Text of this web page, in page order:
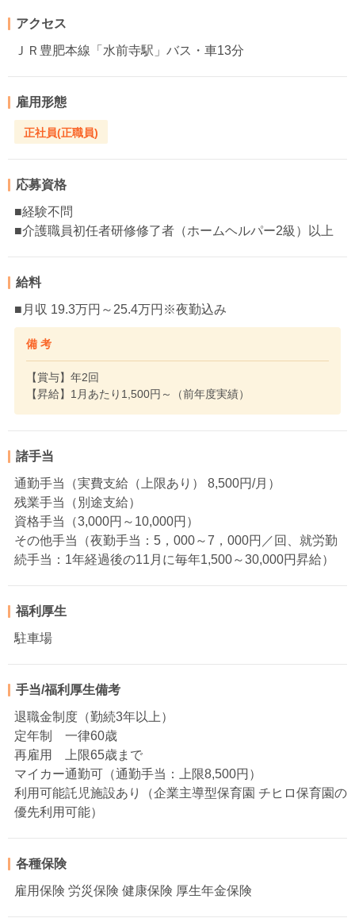
アクセス
ＪＲ豊肥本線「水前寺駅」バス・車13分
雇用形態
正社員(正職員)
応募資格
■経験不問
■介護職員初任者研修修了者（ホームヘルパー2級）以上
給料
■月収 19.3万円～25.4万円※夜勤込み
備 考
【賞与】年2回
【昇給】1月あたり1,500円～（前年度実績）
諸手当
通勤手当（実費支給（上限あり） 8,500円/月）
残業手当（別途支給）
資格手当（3,000円～10,000円）
その他手当（夜勤手当：5，000～7，000円／回、就労勤
続手当：1年経過後の11月に毎年1,500～30,000円昇給）
福利厚生
駐車場
手当/福利厚生備考
退職金制度（勤続3年以上）
定年制 一律60歳
再雇用 上限65歳まで
マイカー通勤可（通勤手当：上限8,500円）
利用可能託児施設あり（企業主導型保育園 チヒロ保育園の
優先利用可能）
各種保険
雇用保険 労災保険 健康保険 厚生年金保険